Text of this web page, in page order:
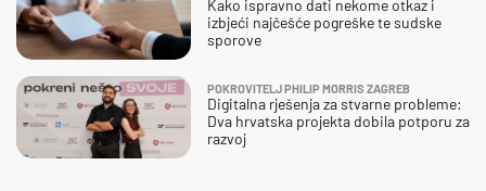
Kako ispravno dati nekome otkaz i
izbjeći najčešće pogreške te sudske
sporove
POKROVITELJ PHILIP MORRIS ZAGREB
Digitalna rješenja za stvarne probleme:
Dva hrvatska projekta dobila potporu za
razvoj